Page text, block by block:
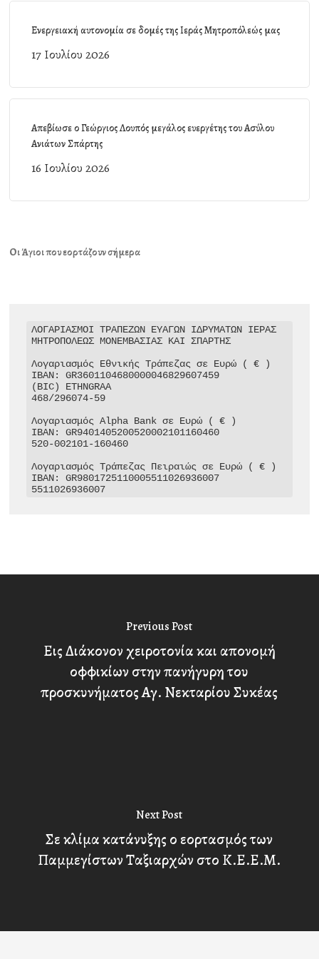
Ενεργειακή αυτονομία σε δομές της Ιεράς Μητροπόλεώς μας
17 Ιουλίου 2026
Απεβίωσε ο Γεώργιος Λουπός μεγάλος ευεργέτης του Ασύλου
Ανιάτων Σπάρτης
16 Ιουλίου 2026
Οι Άγιοι που εορτάζουν σήμερα
ΛΟΓΑΡΙΑΣΜΟΙ ΤΡΑΠΕΖΩΝ ΕΥΑΓΩΝ ΙΔΡΥΜΑΤΩΝ ΙΕΡΑΣ
ΜΗΤΡΟΠΟΛΕΩΣ ΜΟΝΕΜΒΑΣΙΑΣ ΚΑΙ ΣΠΑΡΤΗΣ
Λογαριασμός Εθνικής Τράπεζας σε Ευρώ ( € )
IBAN: GR3601104680000046829607459
(BIC) ETHNGRAA
468/296074-59
Λογαριασμός Alpha Bank σε Ευρώ ( € )
IBAN: GR9401405200520002101160460
520-002101-160460
Λογαριασμός Τράπεζας Πειραιώς σε Ευρώ ( € )
IBAN: GR9801725110005511026936007
5511026936007
Previous Post
Εις Διάκονον χειροτονία και απονομή
οφφικίων στην πανήγυρη του
προσκυνήματος Αγ. Νεκταρίου Συκέας
Next Post
Σε κλίμα κατάνυξης ο εορτασμός των
Παμμεγίστων Ταξιαρχών στο Κ.Ε.Ε.Μ.